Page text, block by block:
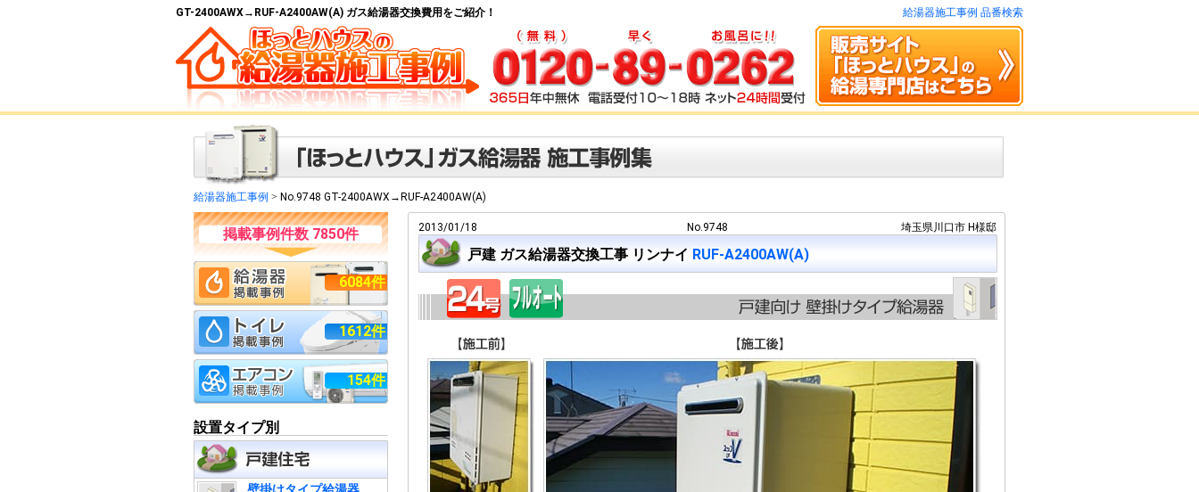
GT-2400AWX→RUF-A2400AW(A) ガス給湯器交換費用をご紹介！ 給湯器施工事例 品番検索
給湯器施工事例 > No.9748 GT-2400AWX→RUF-A2400AW(A)
掲載事例件数 7850件
6084件
1612件
154件
設置タイプ別
2013/01/18 No.9748 埼玉県川口市 H様邸
戸建 ガス給湯器交換工事 リンナイ RUF-A2400AW(A)